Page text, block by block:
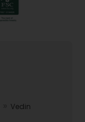
Vedin